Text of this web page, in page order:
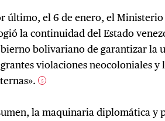
último, el 6 de enero, el
la continuidad del Estado
bolivariano de garantizar la
violaciones neocoloniales y
5
la maquinaria diplomática y